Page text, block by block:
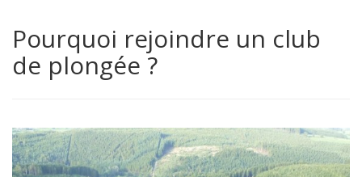
Pourquoi rejoindre un club
de plongée ?